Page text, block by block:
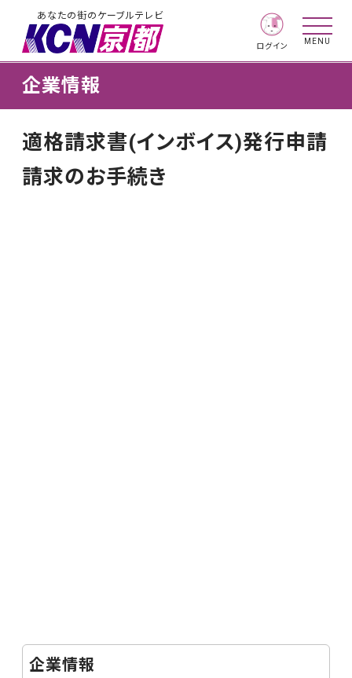
あなたの街のケーブルテレビ
ログイン
MENU
企業情報
適格請求書(インボイス)発行申請
請求のお手続き
企業情報